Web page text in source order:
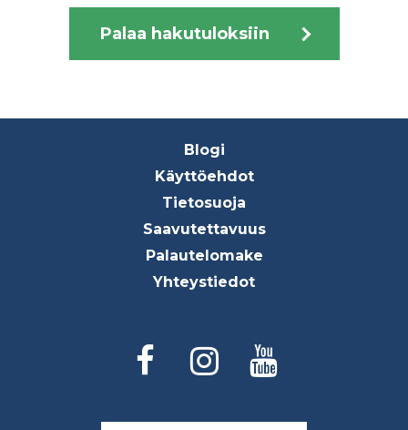
Palaa hakutuloksiin
Blogi
Käyttöehdot
Tietosuoja
Saavutettavuus
Palautelomake
Yhteystiedot